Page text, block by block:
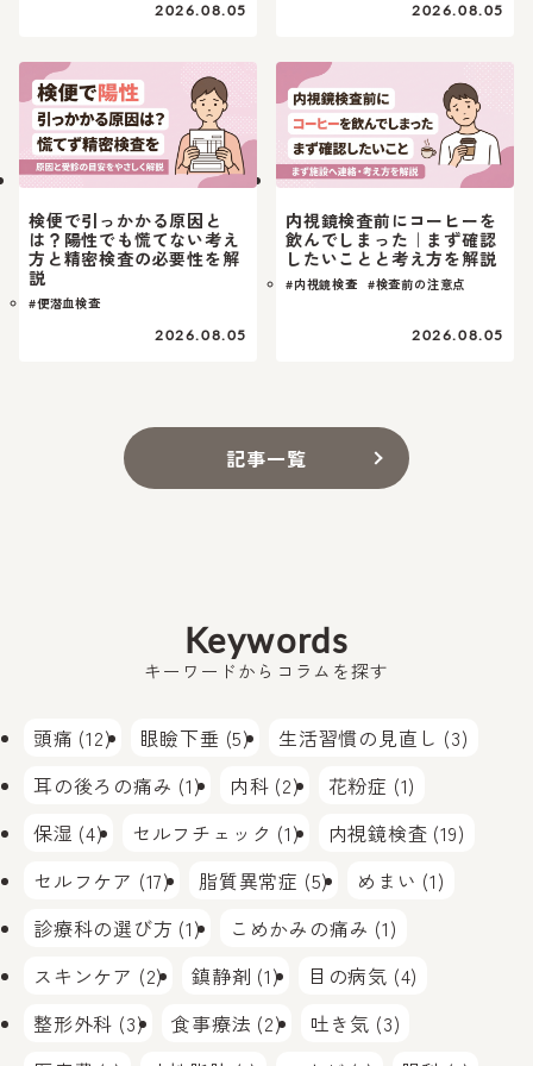
2026.08.05 2026.08.05
検便で引っかかる原因と
は？陽性でも慌てない考え
方と精密検査の必要性を解
説
#便潜血検査
2026.08.05
内視鏡検査前にコーヒーを
飲んでしまった｜まず確認
したいことと考え方を解説
#内視鏡検査 #検査前の注意点
2026.08.05
記事一覧
Keywords
キーワードからコラムを探す
頭痛 (12) 眼瞼下垂 (5)
生活習慣の見直し (3)
耳の後ろの痛み (1)
内科 (2)
花粉症 (1)
保湿 (4)
セルフチェック (1)
内視鏡検査 (19)
セルフケア (17)
脂質異常症 (5)
めまい (1)
診療科の選び方 (1)
こめかみの痛み (1)
スキンケア (2)
鎮静剤 (1)
目の病気 (4)
整形外科 (3)
食事療法 (2)
吐き気 (3)